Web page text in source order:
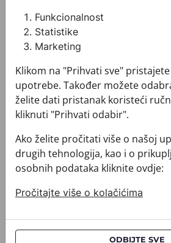
U pokretu
CROATA kravata i rupčić susreću
Zajedno oblikuju cjelinu koja
kombinaciji daje suveren,
ritam.
CROATA KRAVATE IGLA
Funkcionalnost
Statistike
Marketing
Klikom na "Prihvati sve"
upotrebe. Također možete
želite dati pristanak koristeći
kliknuti "Prihvati odabir".
Ako želite pročitati više o našoj
drugih tehnologija, kao i o
osobnih podataka kliknite ovdje:
Pročitajte više o kolačićima
ODBIJTE SVE